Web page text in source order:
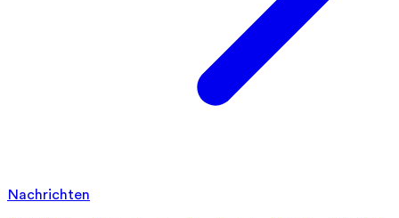
Nachrichten